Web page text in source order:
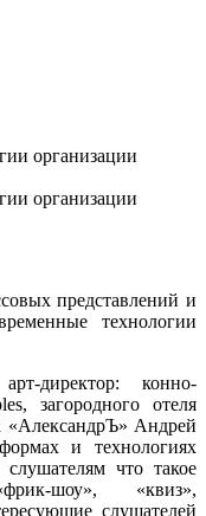
организации
организации
представлений и
технологии
директор: конно-
загородного отеля
«АлександрЪ» Андрей
и технологиях
что такое
шоу», «квиз»,
слушателей